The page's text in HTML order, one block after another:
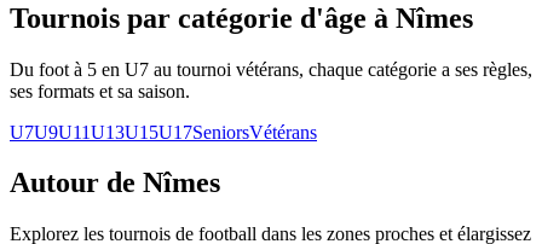
Tournois par catégorie d'âge à Nîmes
Du foot à 5 en U7 au tournoi vétérans, chaque catégorie a ses règles,
ses formats et sa saison.
U7U9U11U13U15U17SeniorsVétérans
Autour de Nîmes
Explorez les tournois de football dans les zones proches et élargissez